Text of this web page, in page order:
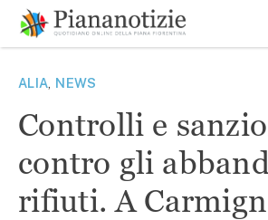
contenuto
SEARCH
ALIA NEWS
Controlli e
contro gli
rifiuti. A